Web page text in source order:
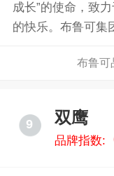
成长”的使命，致
的快乐。布鲁可集
布鲁可
9 双鹰
品牌指数: